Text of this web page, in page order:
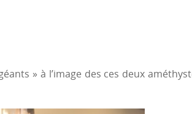
» à l’image des ces deux